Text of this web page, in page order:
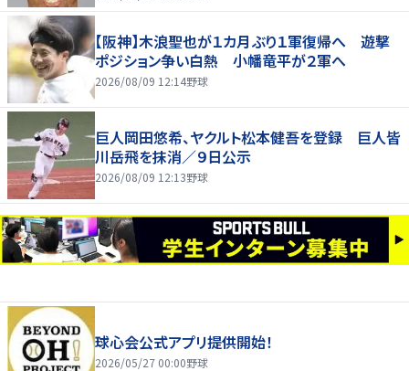
【阪神】木浪聖也が１カ月ぶり１軍復帰へ 遊撃
ポジション争い白熱 小幡竜平が２軍へ
2026/08/09 12:14野球
巨人岡田悠希、ヤクルト松本健吾を登録 巨人皆
川岳飛を抹消／９日公示
2026/08/09 12:13野球
球心会公式アプリ提供開始！
2026/05/27 00:00野球